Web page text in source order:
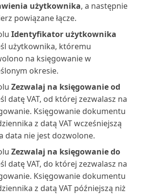
transakcji zadania
typów kosztów
środka trwałego
środków trwałych
(raport)
użytkownika, a następnie
powiązane łącze.
Identyfikator użytkownika
użytkownika, któremu
na księgowanie w
okresie.
Zezwalaj na księgowanie od
datę VAT, od której zezwalasz na
Księgowanie dokumentu
z datą VAT wcześniejszą
data nie jest dozwolone.
Zezwalaj na księgowanie do
datę VAT, do której zezwalasz na
Księgowanie dokumentu
z datą VAT późniejszą niż